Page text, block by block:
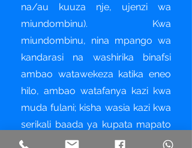
na/au kuuza nje, ujenzi wa
miundombinu). Kwa
miundombinu, nina mpango wa
kandarasi na washirika binafsi
ambao watawekeza katika eneo
hilo, ambao watafanya kazi kwa
muda fulani; kisha wasia kazi kwa
serikali baada ya kupata mapato
yao. Kwa ajili ya amani, mtazamo